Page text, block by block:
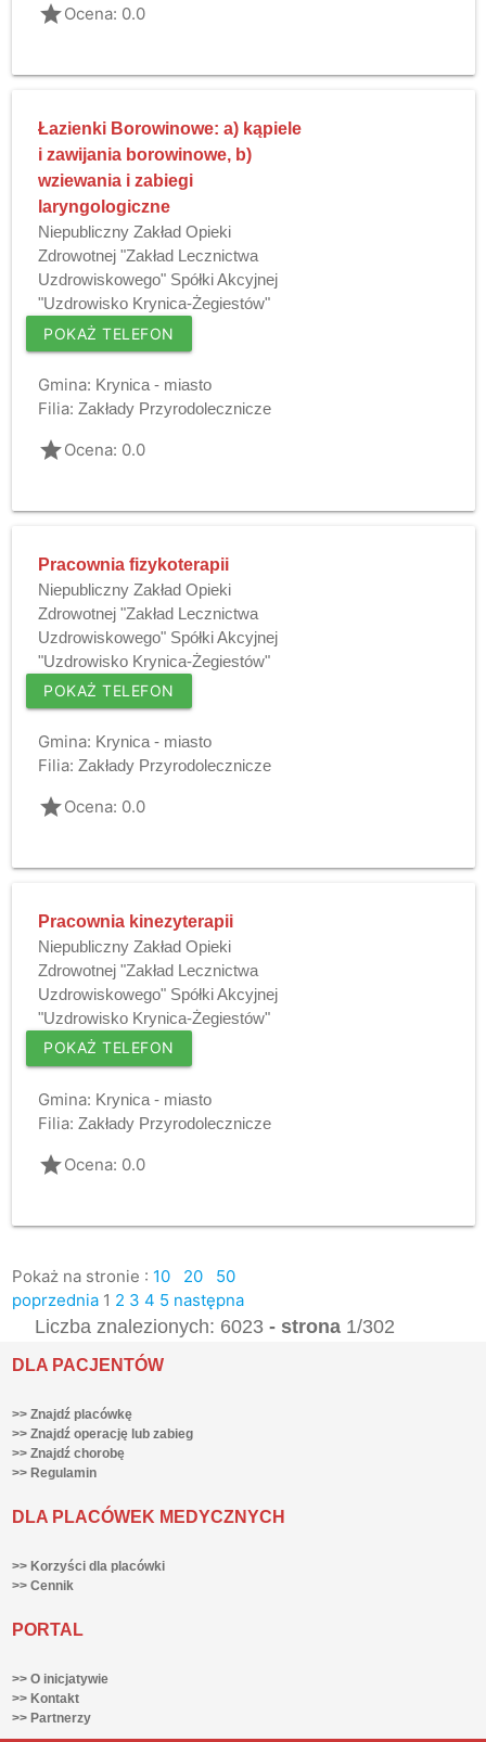
gradeOcena: 0.0
Łazienki Borowinowe: a) kąpiele
i zawijania borowinowe, b)
wziewania i zabiegi
laryngologiczne
Niepubliczny Zakład Opieki
Zdrowotnej "Zakład Lecznictwa
Uzdrowiskowego" Spółki Akcyjnej
"Uzdrowisko Krynica-Żegiestów"
POKAŻ TELEFON
Gmina: Krynica - miasto
Filia: Zakłady Przyrodolecznicze
gradeOcena: 0.0
Pracownia fizykoterapii
Niepubliczny Zakład Opieki
Zdrowotnej "Zakład Lecznictwa
Uzdrowiskowego" Spółki Akcyjnej
"Uzdrowisko Krynica-Żegiestów"
POKAŻ TELEFON
Gmina: Krynica - miasto
Filia: Zakłady Przyrodolecznicze
gradeOcena: 0.0
Pracownia kinezyterapii
Niepubliczny Zakład Opieki
Zdrowotnej "Zakład Lecznictwa
Uzdrowiskowego" Spółki Akcyjnej
"Uzdrowisko Krynica-Żegiestów"
POKAŻ TELEFON
Gmina: Krynica - miasto
Filia: Zakłady Przyrodolecznicze
gradeOcena: 0.0
Pokaż na stronie : 10 20
50
poprzednia 1 2 3 4 5 następna
Liczba znalezionych: 6023- strona 1/302
DLA PACJENTÓW
>> Znajdź placówkę
>> Znajdź operację lub zabieg
>> Znajdź chorobę
>> Regulamin
DLA PLACÓWEK MEDYCZNYCH
>> Korzyści dla placówki
>> Cennik
PORTAL
>> O inicjatywie
>> Kontakt
>> Partnerzy